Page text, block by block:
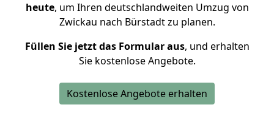
heute, um Ihren deutschlandweiten Umzug von
Zwickau nach Bürstadt zu planen.
Füllen Sie jetzt das Formular aus, und erhalten
Sie kostenlose Angebote.
Kostenlose Angebote erhalten